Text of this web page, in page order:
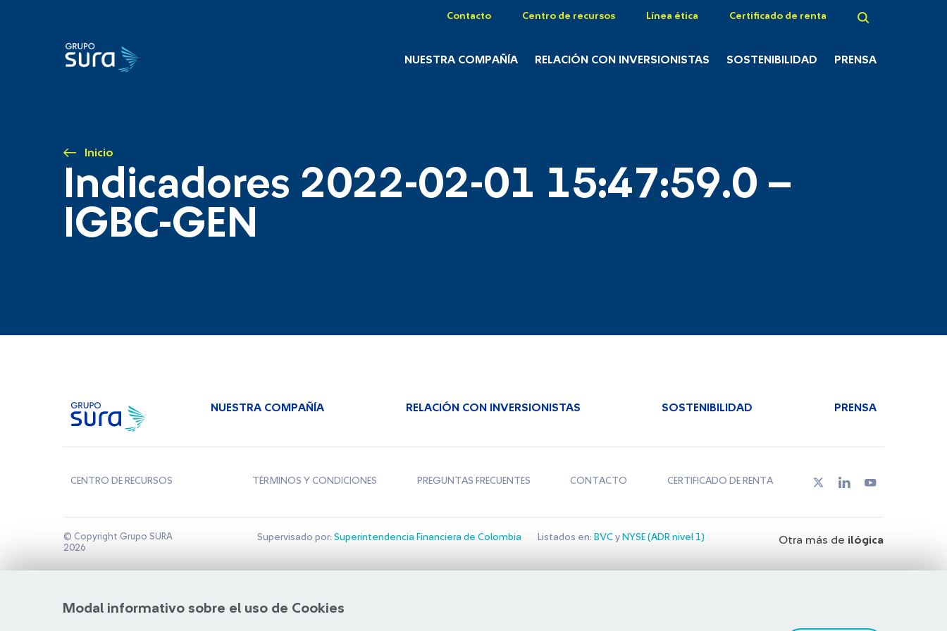
Contacto Centro de recursos Línea ética Certificado de renta
NUESTRA COMPAÑÍA RELACIÓN CON INVERSIONISTAS SOSTENIBILIDAD PRENSA
Inicio
Indicadores 2022-02-01 15:47:59.0 –
IGBC-GEN
Modal informativo sobre el uso de Cookies
NUESTRA COMPAÑÍA RELACIÓN CON INVERSIONISTAS SOSTENIBILIDAD PRENSA
CENTRO DE RECURSOS TÉRMINOS Y CONDICIONES PREGUNTAS FRECUENTES CONTACTO CERTIFICADO DE RENTA
© Copyright Grupo SURA
2026
Supervisado por: Superintendencia Financiera de Colombia Listados en: BVCy NYSE (ADR nivel 1) Otra más de ilógica